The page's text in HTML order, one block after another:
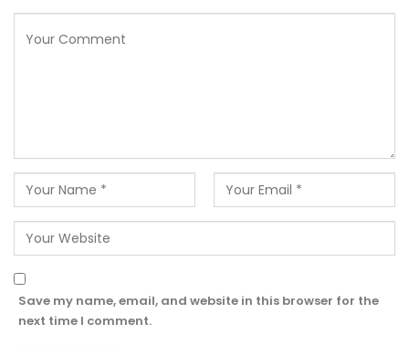
Save my name, email, and website in this browser for the
next time I comment.